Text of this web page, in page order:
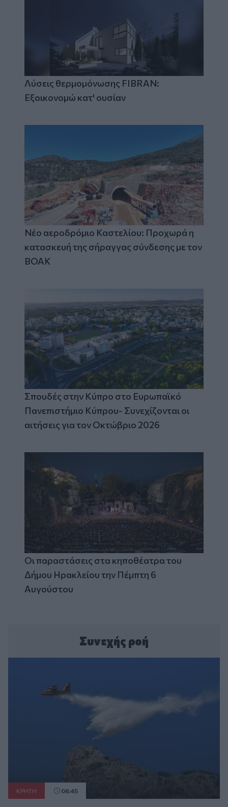
Λύσεις θερμομόνωσης FIBRAN:
Εξοικονομώ κατ' ουσίαν
Νέο αεροδρόμιο Καστελίου: Προχωρά η
κατασκευή της σήραγγας σύνδεσης με τον
ΒΟΑΚ
Σπουδές στην Κύπρο στο Ευρωπαϊκό
Πανεπιστήμιο Κύπρου- Συνεχίζονται οι
αιτήσεις για τον Οκτώβριο 2026
Οι παραστάσεις στα κηποθέατρα του
Δήμου Ηρακλείου την Πέμπτη 6
Αυγούστου
Συνεχής ροή
ΚΡΗΤΗ 06:45